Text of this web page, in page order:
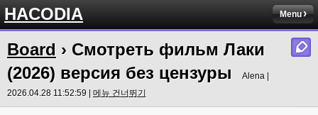
HACODIA Menu
Board › Смотреть фильм Лаки
(2026) версия без цензуры
Alena |
2026.04.28 11:52:59 | 메뉴 건너뛰기